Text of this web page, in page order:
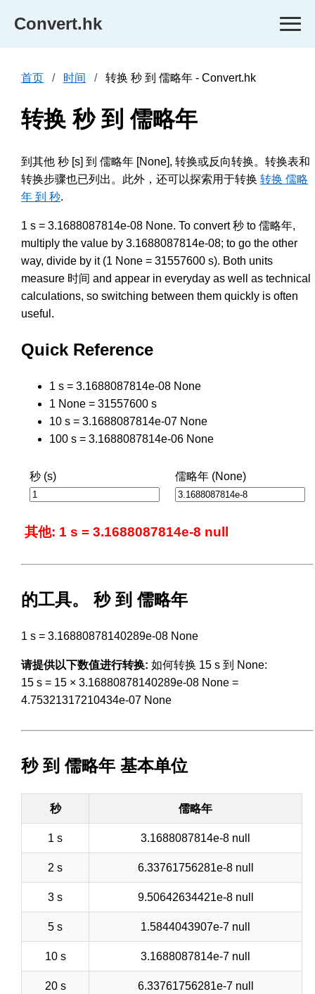
Convert.hk
首页 时间 转换 秒 到 儒略年 - Convert.hk
转换 秒 到 儒略年
到其他 秒 [s] 到 儒略年 [None], 转换或反向转换。转换表和
转换步骤也已列出。此外，还可以探索用于转换 转换 儒略
年 到 秒.
1 s = 3.1688087814e-08 None. To convert 秒 to 儒略年,
multiply the value by 3.1688087814e-08; to go the other
way, divide by it (1 None = 31557600 s). Both units
measure 时间 and appear in everyday as well as technical
calculations, so switching between them quickly is often
useful.
Quick Reference
1 s = 3.1688087814e-08 None
1 None = 31557600 s
10 s = 3.1688087814e-07 None
100 s = 3.1688087814e-06 None
秒 (s) 儒略年 (None)
其他: 1 s = 3.1688087814e-8 null
的工具。 秒 到 儒略年
1 s = 3.16880878140289e-08 None
请提供以下数值进行转换: 如何转换 15 s 到 None:
15 s = 15 × 3.16880878140289e-08 None =
4.75321317210434e-07 None
秒 到 儒略年 基本单位
秒 儒略年
1 s 3.1688087814e-8 null
2 s 6.33761756281e-8 null
3 s 9.50642634421e-8 null
5 s 1.5844043907e-7 null
10 s 3.1688087814e-7 null
20 s 6.33761756281e-7 null